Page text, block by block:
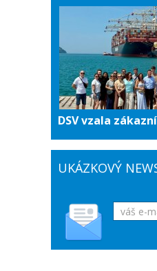
DSV vzala
UKÁZKOVÝ